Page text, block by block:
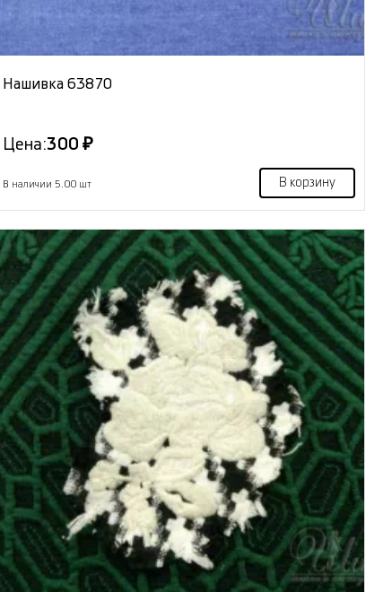
Нашивка 63870
Цена:300 ₽
В наличии 5.00 шт В корзину